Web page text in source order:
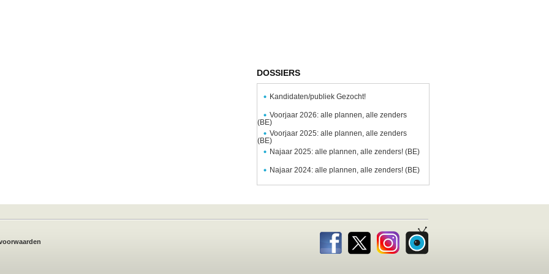
DOSSIERS
Kandidaten/publiek Gezocht!
Voorjaar 2026: alle plannen, alle zenders
(BE)
Voorjaar 2025: alle plannen, alle zenders
(BE)
Najaar 2025: alle plannen, alle zenders! (BE)
Najaar 2024: alle plannen, alle zenders! (BE)